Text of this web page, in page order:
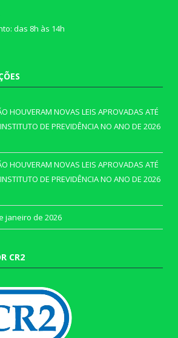
das 8h às 14h
HOUVERAM NOVAS LEIS APROVADAS ATÉ
DE PREVIDÊNCIA NO ANO DE 2026
HOUVERAM NOVAS LEIS APROVADAS ATÉ
DE PREVIDÊNCIA NO ANO DE 2026
janeiro de 2026
CR2